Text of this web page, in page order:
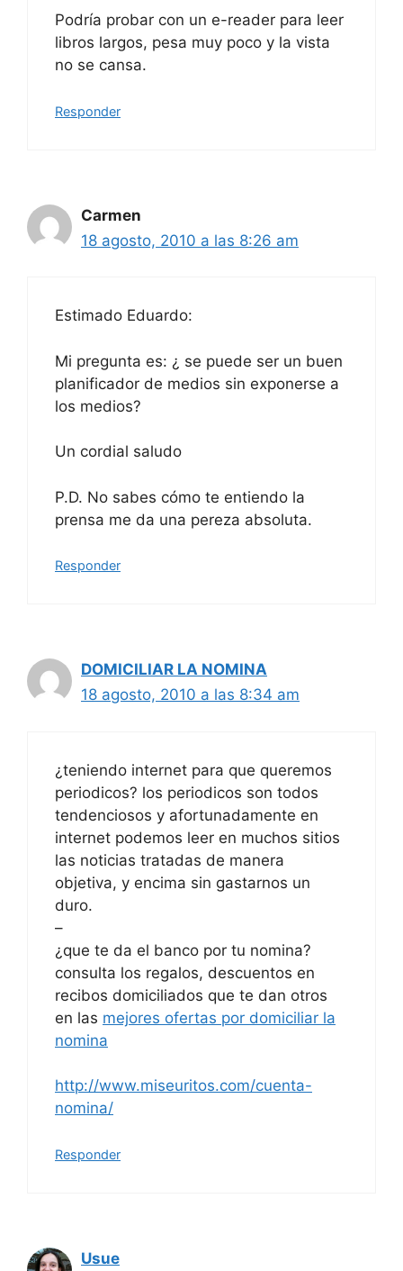
Podría probar con un e-reader para leer
libros largos, pesa muy poco y la vista
no se cansa.
Responder
Carmen
18 agosto, 2010 a las 8:26 am
Estimado Eduardo:
Mi pregunta es: ¿ se puede ser un buen
planificador de medios sin exponerse a
los medios?
Un cordial saludo
P.D. No sabes cómo te entiendo la
prensa me da una pereza absoluta.
Responder
DOMICILIAR LA NOMINA
18 agosto, 2010 a las 8:34 am
¿teniendo internet para que queremos
periodicos? los periodicos son todos
tendenciosos y afortunadamente en
internet podemos leer en muchos sitios
las noticias tratadas de manera
objetiva, y encima sin gastarnos un
duro.
–
¿que te da el banco por tu nomina?
consulta los regalos, descuentos en
recibos domiciliados que te dan otros
en las mejores ofertas por domiciliar la
nomina
http://www.miseuritos.com/cuenta-
nomina/
Responder
Usue